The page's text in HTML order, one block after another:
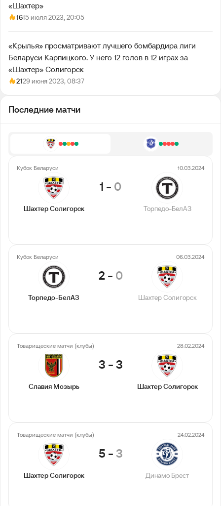
«Шахтер»
1615 июля 2023, 20:05
«Крылья» просматривают лучшего бомбардира лиги
Беларуси Карпицкого. У него 12 голов в 12 играх за
«Шахтер» Солигорск
2129 июня 2023, 08:37
Последние матчи
Кубок Беларуси 10.03.2024
Шахтер Солигорск
1 - 0
Торпедо-БелАЗ
Кубок Беларуси 06.03.2024
Торпедо-БелАЗ
2 - 0
Шахтер Солигорск
Товарищеские матчи (клубы) 28.02.2024
Славия Мозырь
3 -3
Шахтер Солигорск
Товарищеские матчи (клубы) 24.02.2024
Шахтер Солигорск
5 -3
Динамо Брест